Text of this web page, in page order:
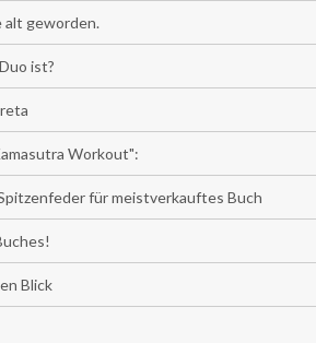
alt geworden.
ist?
Workout":
für meistverkauftes Buch
Blick